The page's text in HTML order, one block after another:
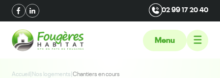
02 99 17 20 40
Menu
Accueil|Nos logements|Chantiers en cours